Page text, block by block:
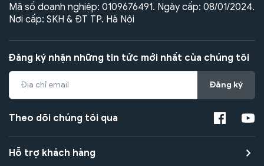
Mã số doanh nghiệp: 0109676491. Ngày cấp: 08/01/2024.
Nơi cấp: SKH & ĐT TP. Hà Nội
Đăng ký nhận những tin tức mới nhất của chúng tôi
Đăng ký
Theo dõi chúng tôi qua
Hỗ trợ khách hàng